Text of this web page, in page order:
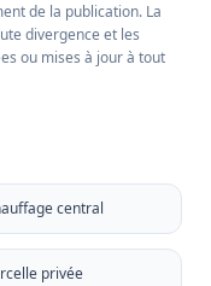
emplacement
surplombant
conçue,
Deux
totale de 100
au milieu de la
de la publication. La
divergence et les
ou mises à jour à tout
central
privée